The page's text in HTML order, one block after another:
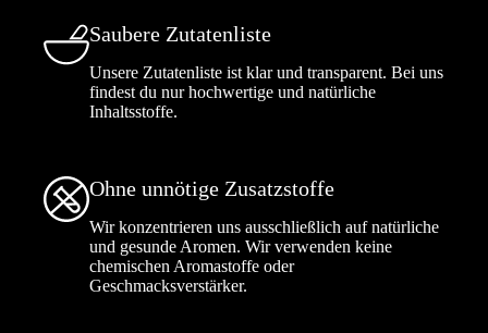
Saubere Zutatenliste
Unsere Zutatenliste ist klar und transparent. Bei uns
findest du nur hochwertige und natürliche
Inhaltsstoffe.
Ohne unnötige Zusatzstoffe
Wir konzentrieren uns ausschließlich auf natürliche
und gesunde Aromen. Wir verwenden keine
chemischen Aromastoffe oder
Geschmacksverstärker.